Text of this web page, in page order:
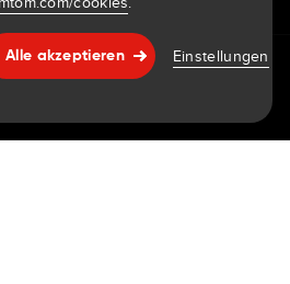
Hilfe & support
Alle akzeptieren Einstellungen